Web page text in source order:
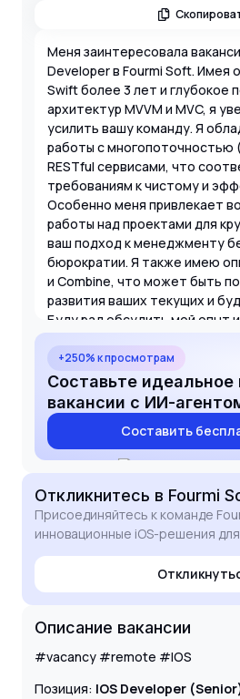
Меня заинтересовала
Developer в Fourmi Soft. Имея
Swift более 3 лет и глубокое
архитектур MVVM и MVC, я
усилить вашу команду. Я
работы с многопоточностью
RESTful сервисами, что
требованиям к чистому и
Особенно меня привлекает
работы над проектами для
ваш подход к менеджменту
бюрократии. Я также имею
и Combine, что может быть
развития ваших текущих и
Буду рад обсудить мой опыт
быть полезен вашему
+250% к просмотрам
Составьте идеальное
вакансии с ИИ-
Составить
Откликнитесь в Fourmi
Присоединяйтесь к команде
инновационные iOS-решения
Описание вакансии
#vacancy #remote #IOS
Позиция: IOS Developer